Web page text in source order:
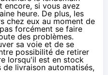
encore, si vous avez
heure. De plus, les
chez eux au moment de
forcément se faire
des problèmes.
sa voie et de se
possibilité de retirer
lorsqu'il est en stock
de livraison automatisés,